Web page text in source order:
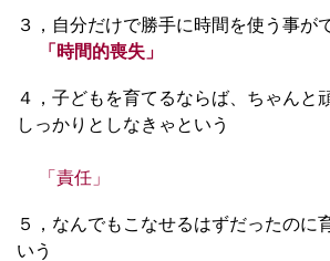
３，自分だけで勝手に時間を使う事が
「時間的喪失」
４，子どもを育てるならば、ちゃんと
しっかりとしなきゃという
「責任」
５，なんでもこなせるはずだったのに
いう